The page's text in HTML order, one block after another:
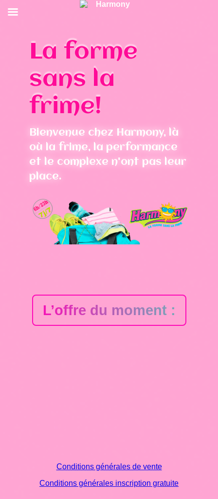
La forme
sans la
frime!
Bienvenue chez Harmony, là
où la frime, la performance
et le complexe n'ont pas leur
place.
L’offre du moment :
Conditions générales de vente
Conditions générales inscription gratuite